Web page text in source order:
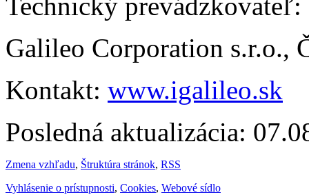
Technický prevádzkovateľ:
Galileo Corporation s.r.o.,
Kontakt: www.igalileo.sk
Posledná aktualizácia:
Zmena vzhľadu, Štruktúra stránok, RSS
Vyhlásenie o prístupnosti, Cookies, Webové sídlo